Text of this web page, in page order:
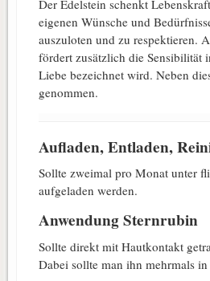
Der Edelstein schenkt
eigenen Wünsche und
auszuloten und zu respektieren.
fördert zusätzlich die Sensibilität
Liebe bezeichnet wird. Neben
genommen.
Aufladen, Entladen,
Sollte zweimal pro Monat unter
aufgeladen werden.
Anwendung Sternrubin
Sollte direkt mit Hautkontakt
Dabei sollte man ihn mehrmals